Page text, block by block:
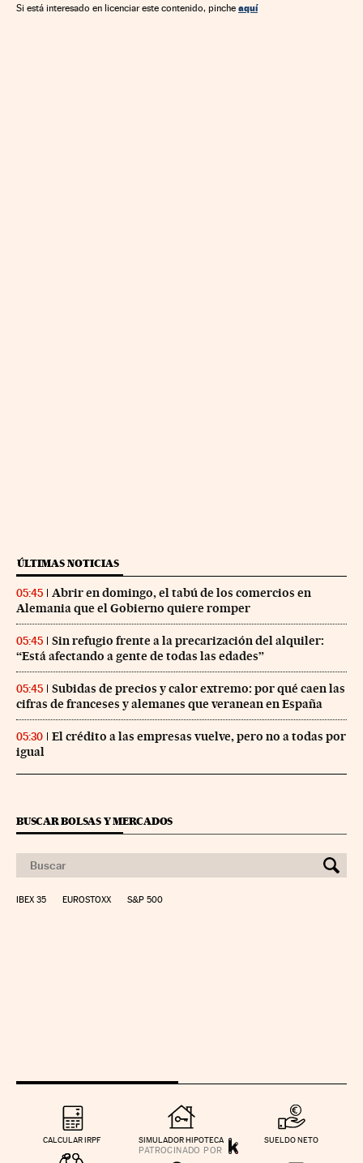
Si está interesado en licenciar este contenido, pinche aquí
ÚLTIMAS NOTICIAS
05:45
Abrir en domingo, el tabú de los comercios en
Alemania que el Gobierno quiere romper
05:45
Sin refugio frente a la precarización del alquiler:
“Está afectando a gente de todas las edades”
05:45
Subidas de precios y calor extremo: por qué caen las
cifras de franceses y alemanes que veranean en España
05:30
El crédito a las empresas vuelve, pero no a todas por
igual
BUSCAR BOLSAS Y MERCADOS
IBEX 35 EUROSTOXX S&P 500
CALCULAR IRPF SIMULADOR HIPOTECA SUELDO NETO